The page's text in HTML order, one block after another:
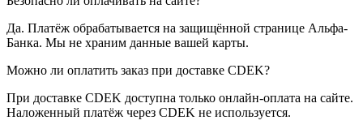
Да. Платёж обрабатывается на защищённой странице Альфа-
Банка. Мы не храним данные вашей карты.
Можно ли оплатить заказ при доставке CDEK?
При доставке CDEK доступна только онлайн-оплата на сайте.
Наложенный платёж через CDEK не используется.